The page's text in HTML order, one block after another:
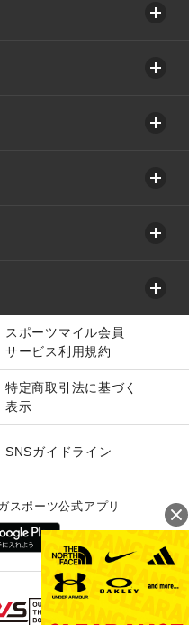
スポーツマイル会員
サービス利用規約
特定商取引法に基づく
表示
SNSガイドライン
スポーツ公式アプリ